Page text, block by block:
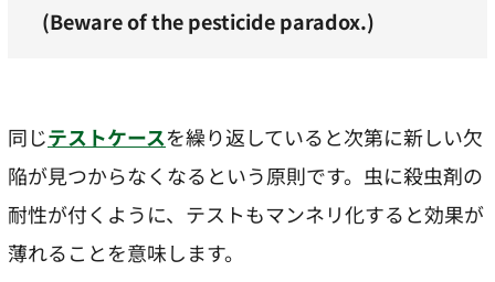
(Beware of the pesticide paradox.)
同じテストケースを繰り返していると次第に新しい欠
陥が見つからなくなるという原則です。虫に殺虫剤の
耐性が付くように、テストもマンネリ化すると効果が
薄れることを意味します。